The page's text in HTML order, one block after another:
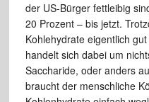
der US-Bürger fettleibig
20 Prozent – bis jetzt.
Kohlehydrate eigentlich
handelt sich dabei um
Saccharide, oder anders
braucht der menschliche